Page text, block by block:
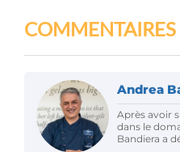
COMMENTAIRES
Andrea
Après avoir
dans le
Bandiera a